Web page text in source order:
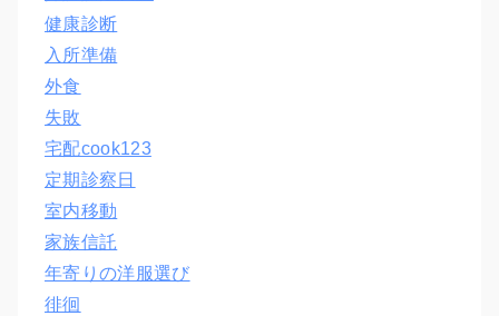
健康診断
入所準備
外食
失敗
宅配cook123
定期診察日
室内移動
家族信託
年寄りの洋服選び
徘徊